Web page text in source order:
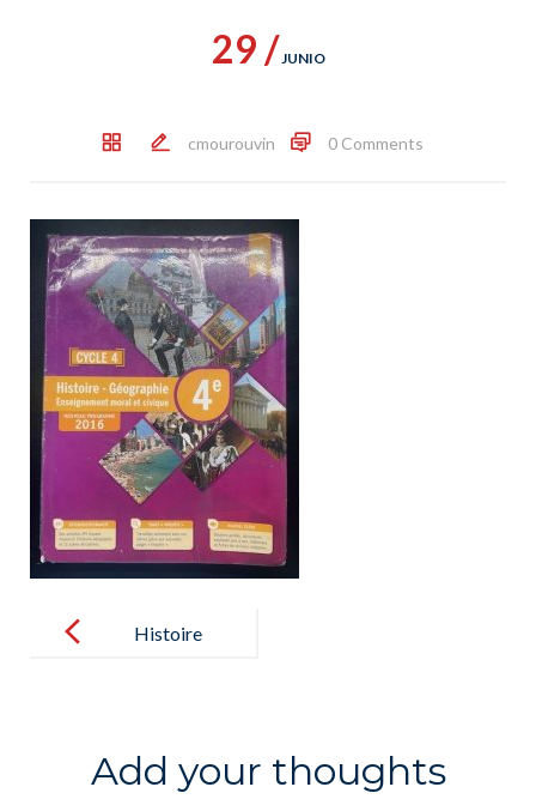
29 /JUNIO
cmourouvin 0 Comments
navigation
Histoire
civique 4e
Add your thoughts